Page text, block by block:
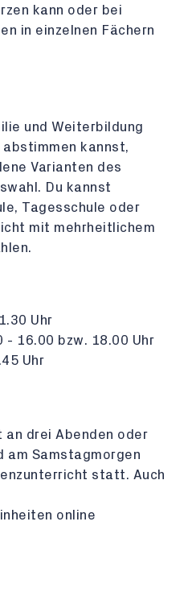
kann oder bei
in einzelnen Fächern
und Weiterbildung
kannst,
Varianten des
Du kannst
Tagesschule oder
mit mehrheitlichem
Uhr
- 16.00 bzw. 18.00 Uhr
Uhr
drei Abenden oder
am Samstagmorgen
statt. Auch
online